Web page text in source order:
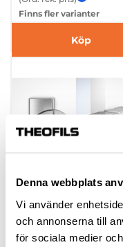
Denna webbplats
Vi använder
och annonserna till
för sociala medier
Finns fler varianter
Köp
GÅNGJÄRN -
155°